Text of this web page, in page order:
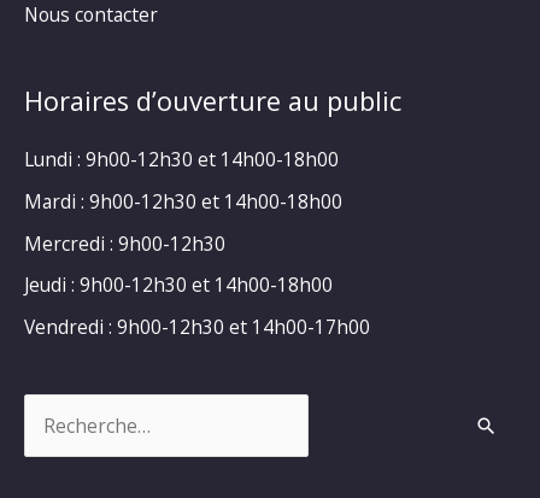
Nous contacter
Horaires d’ouverture au public
Lundi : 9h00-12h30 et 14h00-18h00
Mardi : 9h00-12h30 et 14h00-18h00
Mercredi : 9h00-12h30
Jeudi : 9h00-12h30 et 14h00-18h00
Vendredi : 9h00-12h30 et 14h00-17h00